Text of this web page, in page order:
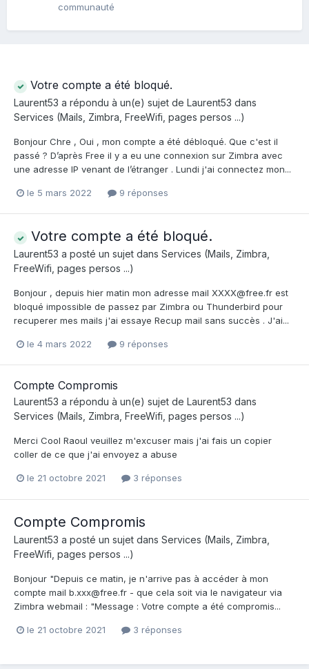
communauté
Votre compte a été bloqué.
Laurent53 a répondu à un(e) sujet de Laurent53 dans
Services (Mails, Zimbra, FreeWifi, pages persos ...)
Bonjour Chre , Oui , mon compte a été débloqué. Que c'est il
passé ? D’après Free il y a eu une connexion sur Zimbra avec
une adresse IP venant de l’étranger . Lundi j'ai connectez mon...
le 5 mars 2022 9 réponses
Votre compte a été bloqué.
Laurent53 a posté un sujet dans Services (Mails, Zimbra,
FreeWifi, pages persos ...)
Bonjour , depuis hier matin mon adresse mail XXXX@free.fr est
bloqué impossible de passez par Zimbra ou Thunderbird pour
recuperer mes mails j'ai essaye Recup mail sans succès . J'ai...
le 4 mars 2022 9 réponses
Compte Compromis
Laurent53 a répondu à un(e) sujet de Laurent53 dans
Services (Mails, Zimbra, FreeWifi, pages persos ...)
Merci Cool Raoul veuillez m'excuser mais j'ai fais un copier
coller de ce que j'ai envoyez a abuse
le 21 octobre 2021 3 réponses
Compte Compromis
Laurent53 a posté un sujet dans Services (Mails, Zimbra,
FreeWifi, pages persos ...)
Bonjour "Depuis ce matin, je n'arrive pas à accéder à mon
compte mail b.xxx@free.fr - que cela soit via le navigateur via
Zimbra webmail : "Message : Votre compte a été compromis...
le 21 octobre 2021 3 réponses